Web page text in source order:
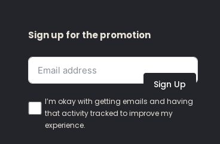
Sign up for the promotion
Sign Up
I’m okay with getting emails and having
that activity tracked to improve my
experience.